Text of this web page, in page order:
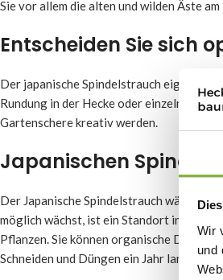
Wir
und
Sie vor allem die alten und wilden Äste
Entscheiden Sie sich
Der japanische Spindelstrauch eignet
Rundung in der Hecke oder einzelne
Gartenschere kreativ werden.
Japanischen
Der Japanische Spindelstrauch wächst
möglich wächst, ist ein Standort in der
Pflanzen. Sie können organische
Schneiden und Düngen ein Jahr lang